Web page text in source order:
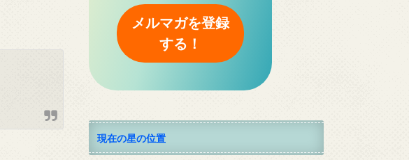
現在の星の位置